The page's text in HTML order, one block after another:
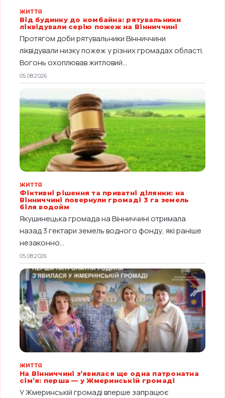
ЖИТТЯ
Від будинку до комбайна: рятувальники
ліквідували серію пожеж на Вінниччині
Протягом доби рятувальники Вінниччини
ліквідували низку пожеж у різних громадах області.
Вогонь охоплював житловий...
05.08.2026
ЖИТТЯ
Фіктивні рішення та приватні ділянки: на
Вінниччині повернули громаді 3 га земель
біля водойм
Якушинецька громада на Вінниччині отримала
назад 3 гектари земель водного фонду, які раніше
незаконно...
05.08.2026
ЖИТТЯ
На Вінниччині з’явилася ще одна патронатна
сім’я: перша — у Жмеринській громаді
У Жмеринській громаді вперше запрацює